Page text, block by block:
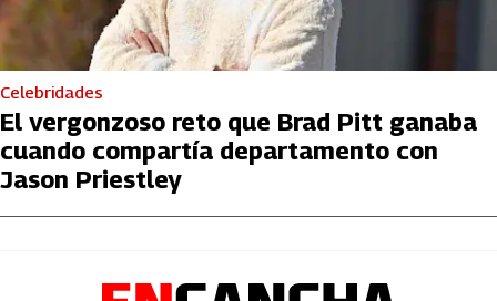
Celebridades
El vergonzoso reto que Brad Pitt ganaba
cuando compartía departamento con
Jason Priestley